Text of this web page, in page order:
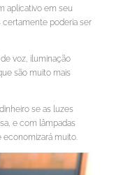
aplicativo em seu
certamente poderia ser
voz, iluminação
são muito mais
se as luzes
e com lâmpadas
muito.